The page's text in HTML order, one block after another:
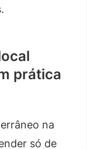
prática
na
só de